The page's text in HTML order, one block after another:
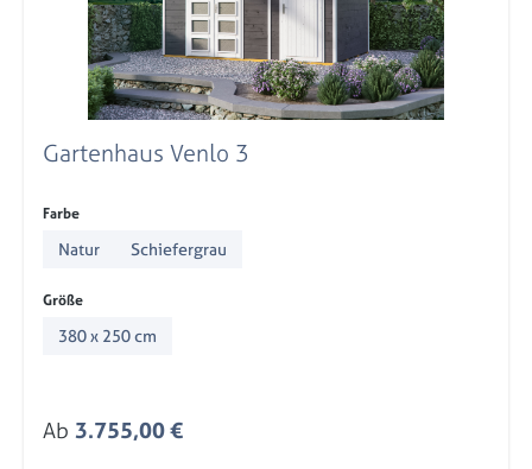
Gartenhaus Venlo 3
Farbeauswählen
Natur Schiefergrau
Größeauswählen
380 x 250 cm
Regulärer Preis:
Ab 3.755,00 €